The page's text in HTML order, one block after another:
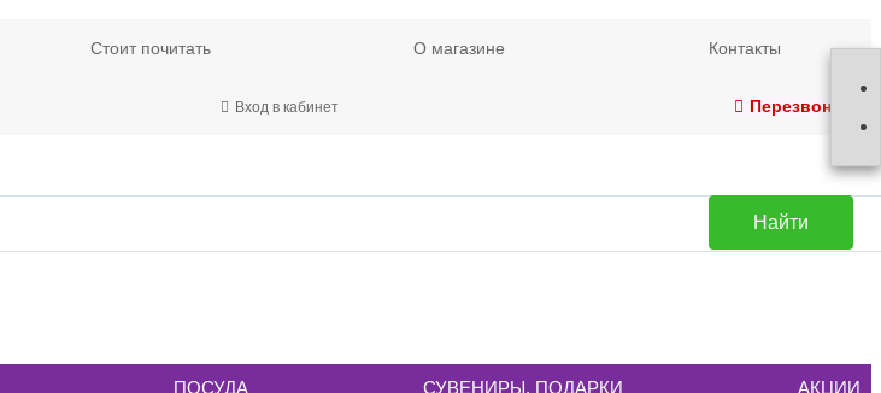
Стоит почитать О магазине Контакты
Вход в кабинет Перезвонить
Найти
ПОСУДА СУВЕНИРЫ, ПОДАРКИ АКЦИИ